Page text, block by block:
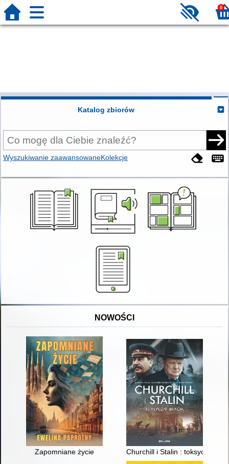
0
Katalog zbiorów
Wyszukiwanie zaawansowaneKolekcje
NOWOŚCI
Zapomniane życie Churchill i Stalin : toksyczni